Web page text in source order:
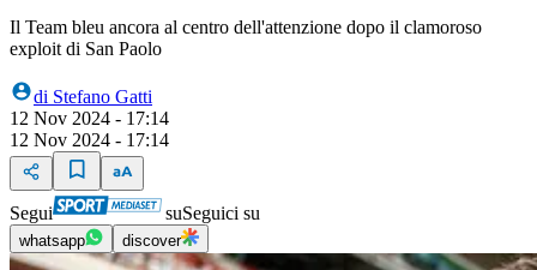
Il Team bleu ancora al centro dell'attenzione dopo il clamoroso
exploit di San Paolo
di Stefano Gatti
12 Nov 2024 - 17:14
12 Nov 2024 - 17:14
Segui suSeguici su
whatsapp discover